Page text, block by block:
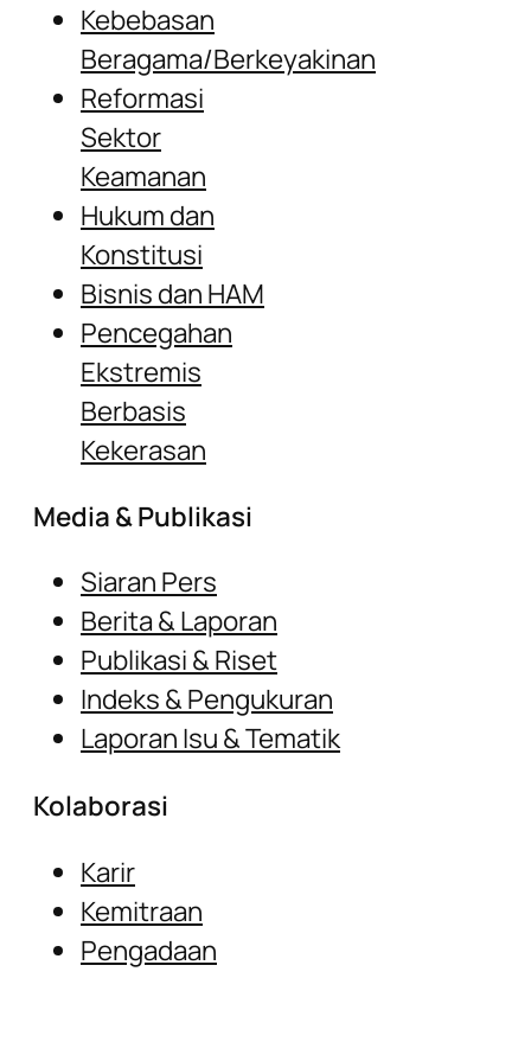
Kebebasan
Beragama/Berkeyakinan
Reformasi
Sektor
Keamanan
Hukum dan
Konstitusi
Bisnis dan HAM
Pencegahan
Ekstremis
Berbasis
Kekerasan
Media & Publikasi
Siaran Pers
Berita & Laporan
Publikasi & Riset
Indeks & Pengukuran
Laporan Isu & Tematik
Kolaborasi
Karir
Kemitraan
Pengadaan